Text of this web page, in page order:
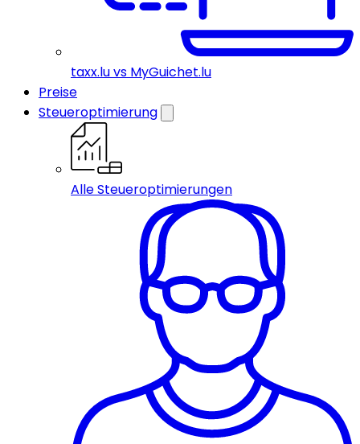
taxx.lu vs MyGuichet.lu
Preise
Steueroptimierung
Alle Steueroptimierungen